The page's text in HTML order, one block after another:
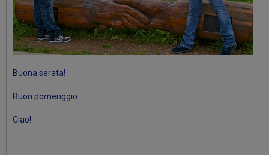
Buona serata!
Buon pomeriggio
Ciao!